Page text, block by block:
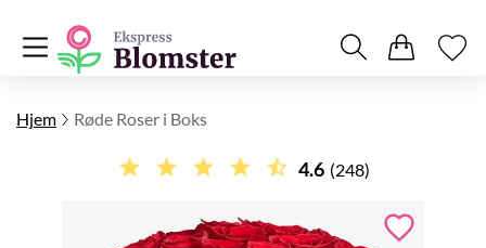
Hjem Røde Roser i Boks
4.6 (248)